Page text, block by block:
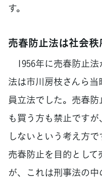
す。
売春防止法は社会
1956年に売春防止
法は市川房枝さんら
員立法でした。売春
も買う方も禁止です
しないという考え方で
売春防止を目的とし
が、これは刑事法の